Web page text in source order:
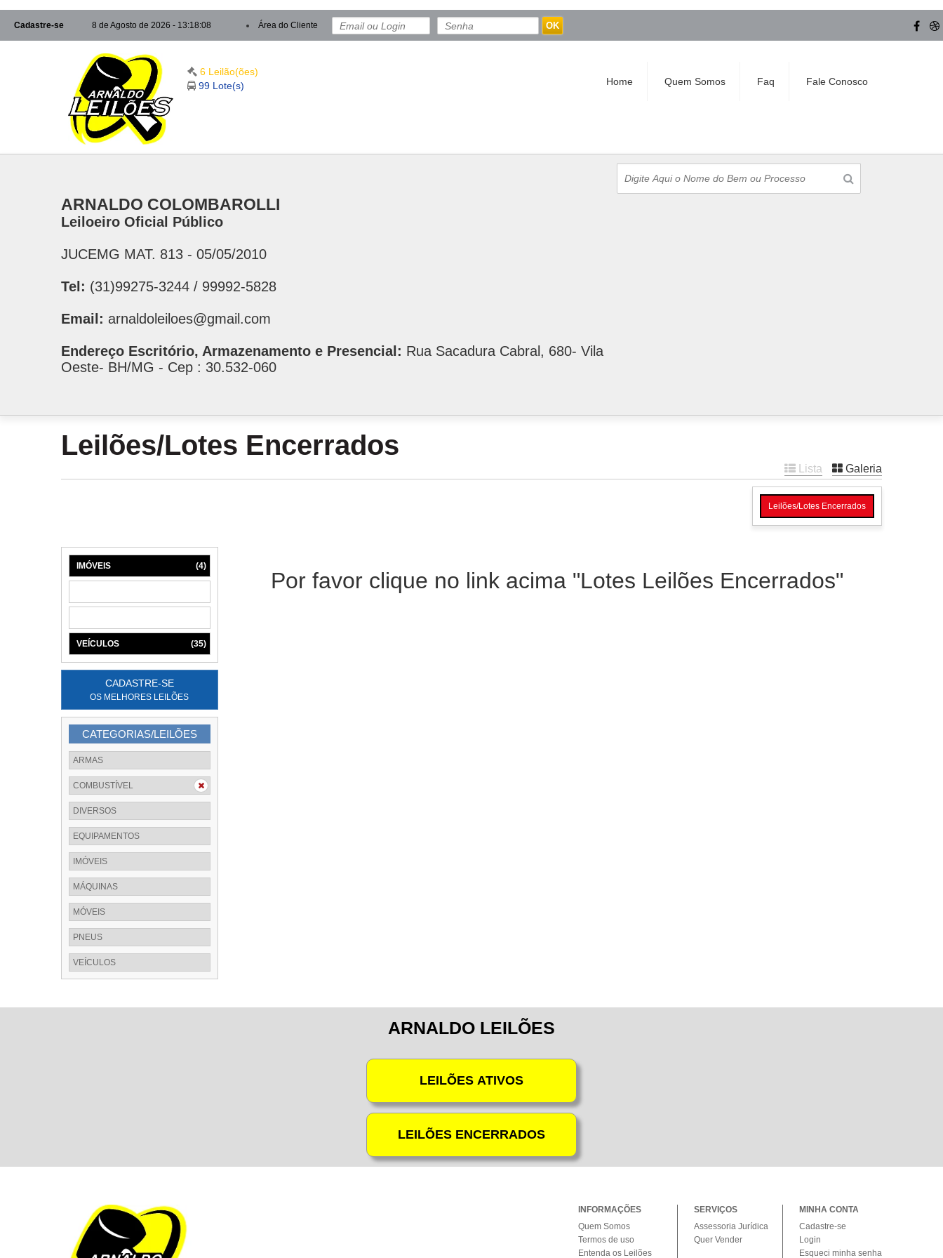
Cadastre-se 8 de Agosto de 2026 - 13:18:08 Área do Cliente OK
6 Leilão(ões)
99 Lote(s)
Home Quem Somos Faq Fale Conosco
ARNALDO COLOMBAROLLI
Leiloeiro Oficial Público
JUCEMG MAT. 813 - 05/05/2010
Tel: (31)99275-3244 / 99992-5828
Email: arnaldoleiloes@gmail.com
Endereço Escritório, Armazenamento e Presencial: Rua Sacadura Cabral, 680- Vila
Oeste- BH/MG - Cep : 30.532-060
Leilões/Lotes Encerrados
Lista Galeria
Leilões/Lotes Encerrados
IMÓVEIS (4)
VEÍCULOS (35)
CADASTRE-SE
OS MELHORES LEILÕES
CATEGORIAS/LEILÕES
ARMAS
COMBUSTÍVEL
DIVERSOS
EQUIPAMENTOS
IMÓVEIS
MÁQUINAS
MÓVEIS
PNEUS
VEÍCULOS
Por favor clique no link acima "Lotes Leilões Encerrados"
ARNALDO LEILÕES
INFORMAÇÕES
Quem Somos
Termos de uso
Entenda os Leilões
SERVIÇOS
Assessoria Jurídica
Quer Vender
MINHA CONTA
Cadastre-se
Login
Esqueci minha senha